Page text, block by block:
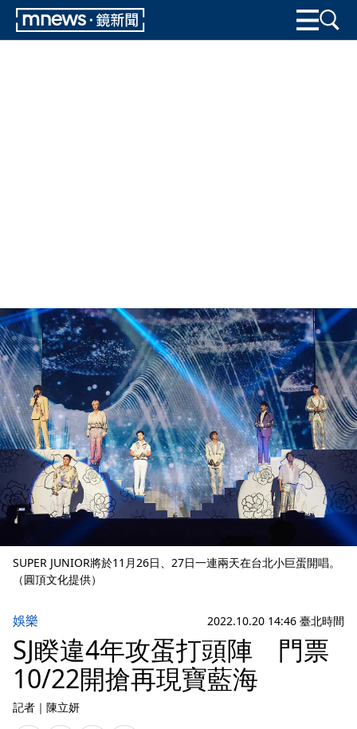
SUPER JUNIOR將於11月26日、27日一連兩天在台北小巨蛋開唱。
（圓頂文化提供）
娛樂 2022.10.20 14:46 臺北時間
SJ睽違4年攻蛋打頭陣 門票
10/22開搶再現寶藍海
記者 ｜ 陳立妍